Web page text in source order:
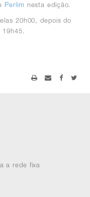
Perlim nesta edição.
20h00, depois do
a rede fixa